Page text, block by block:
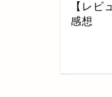
【レビ
感想